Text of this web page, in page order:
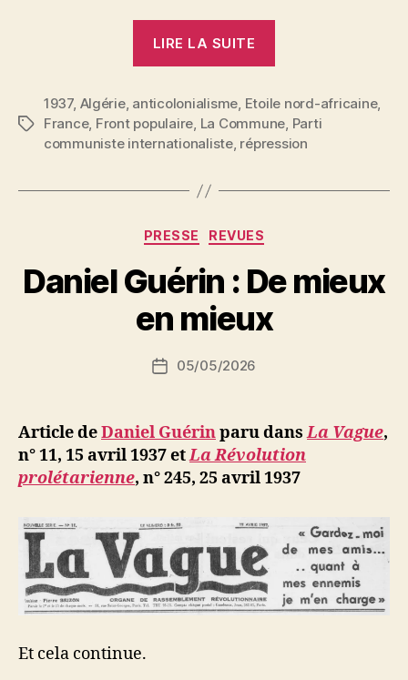
LIRE LA SUITE
Front
Populaire
aux
fait
l’Etoile
Étiquettes
1937, Algérie, anticolonialisme, Etoile nord-africaine,
France, Front populaire, La Commune, Parti
communiste internationaliste, répression
Catégories
PRESSE REVUES
Daniel Guérin : De mieux
en mieux
Auteur
de
a
S
N
ji
Date05/05/2026
Article deDaniel Guérinparu dansLa Vague,
n° 11, 15 avril 1937 etLa Révolution
prolétarienne, n° 245, 25 avril 1937
Et cela continue.